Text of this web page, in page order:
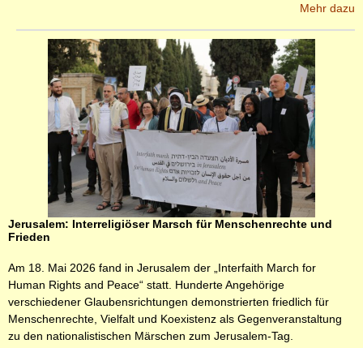
Mehr dazu
Jerusalem: Interreligiöser Marsch für Menschenrechte und
Frieden
Am 18. Mai 2026 fand in Jerusalem der „Interfaith March for
Human Rights and Peace“ statt. Hunderte Angehörige
verschiedener Glaubensrichtungen demonstrierten friedlich für
Menschenrechte, Vielfalt und Koexistenz als Gegen­veranstaltung
zu den nationalistischen Märschen zum Jerusalem-Tag.